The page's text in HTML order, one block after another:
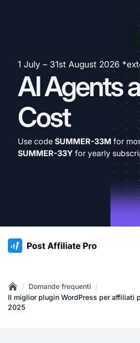
1 July – 31st August 2026
AI Agents
Cost
Use code SUMMER-33M for
SUMMER-33Y for yearly
:site.title
Home
/ Domande frequenti /
Il miglior plugin WordPress per affiliati
2025